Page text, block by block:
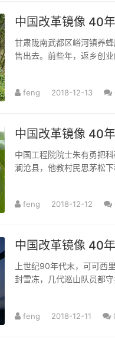
中国改革镜像 40
甘肃陇南武都区峪河镇养
售出去。前些年，返乡创
feng 2018-12-13
中国改革镜像 40
中国工程院院士朱有勇把
澜沧县，他教村民思茅松
feng 2018-12-12
中国改革镜像 40
上世纪90年代末，可可西
封雪冻，几代巡山队员都
feng 2018-12-11